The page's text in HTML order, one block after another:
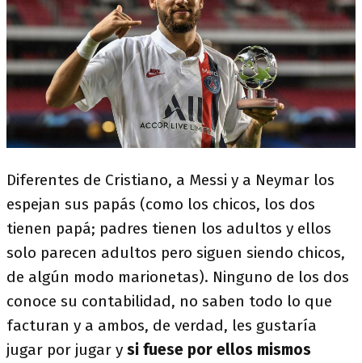
Diferentes de Cristiano, a Messi y a Neymar los
espejan sus papás (como los chicos, los dos
tienen papá; padres tienen los adultos y ellos
solo parecen adultos pero siguen siendo chicos,
de algún modo marionetas). Ninguno de los dos
conoce su contabilidad, no saben todo lo que
facturan y a ambos, de verdad, les gustaría
jugar por jugar y si fuese por ellos mismos